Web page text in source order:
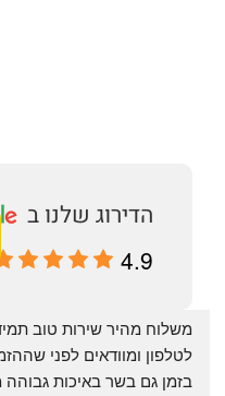
4.9